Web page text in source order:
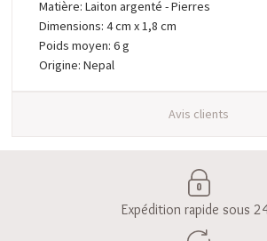
Matière: Laiton argenté - Pierres
Dimensions: 4 cm x 1,8 cm
Poids moyen: 6 g
Origine: Nepal
Avis clients
Expédition rapide sous